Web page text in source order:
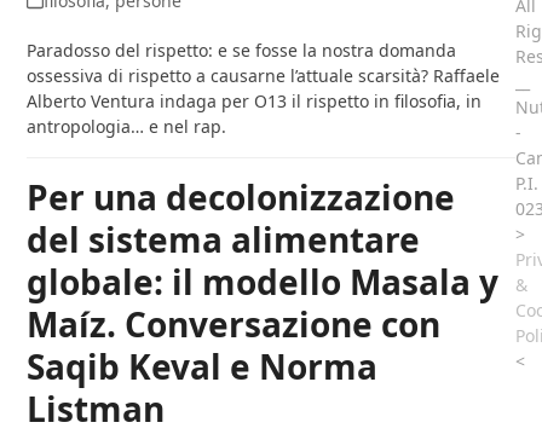
Paradosso del rispetto: e se fosse la nostra domanda
ossessiva di rispetto a causarne l’attuale scarsità? Raffaele
Alberto Ventura indaga per O13 il rispetto in filosofia, in
antropologia… e nel rap.
Per una decolonizzazione
del sistema alimentare
globale: il modello Masala y
Maíz. Conversazione con
Saqib Keval e Norma
Listman
All
-
P.I.
>
&
<